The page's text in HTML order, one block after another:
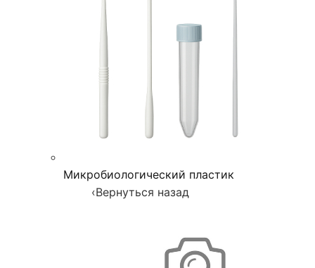
Микробиологический пластик
‹Вернуться назад